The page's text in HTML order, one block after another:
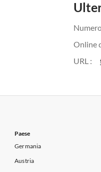
Online
URL :
Paese
Germania
Austria